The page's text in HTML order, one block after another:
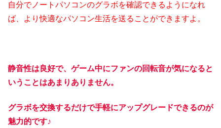
自分でノートパソコンのグラボを確認できるようになれ
ば、より快適なパソコン生活を送ることができますよ。
静音性は良好で、ゲーム中にファンの回転音が気になると
いうことはあまりありません。
グラボを交換するだけで手軽にアップグレードできるのが
魅力的です♪